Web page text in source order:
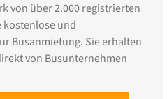
von über 2.000 registrierten
und
Busanmietung. Sie erhalten
von Busunternehmen